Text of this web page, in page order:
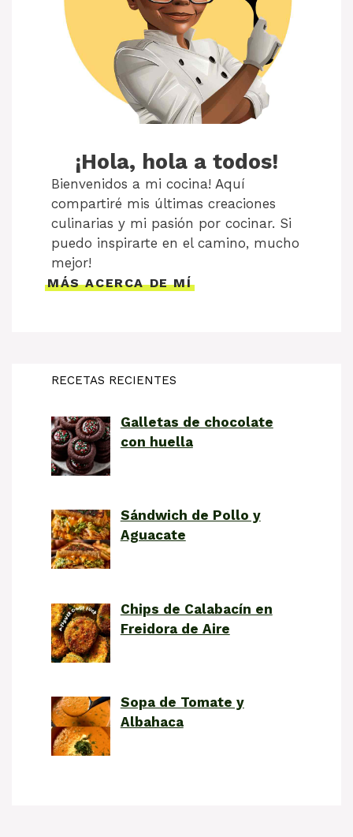
¡Hola, hola a todos!
Bienvenidos a mi cocina! Aquí
compartiré mis últimas creaciones
culinarias y mi pasión por cocinar. Si
puedo inspirarte en el camino, mucho
mejor!
MÁS ACERCA DE MÍ
RECETAS RECIENTES
Galletas de chocolate
con huella
Sándwich de Pollo y
Aguacate
Chips de Calabacín en
Freidora de Aire
Sopa de Tomate y
Albahaca